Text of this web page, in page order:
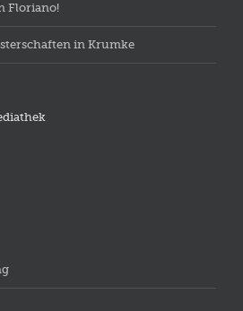
Floriano!
in Krumke